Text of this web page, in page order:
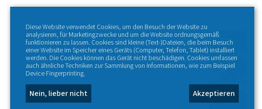
Diese Website verwendet Cookies, um den Besuch der Website zu
analysieren, für Marketingzwecke und um die Website ordnungsgemäß
funktionieren zu lassen. Cookies sind kleine (Text-)Dateien, die beim Besuch
einer Website im Speicher eines Geräts (Computer, Telefon, Tablet) installiert
werden. Die Cookies können das Gerät nicht beschädigen. Cookies umfassen
auch ähnliche Techniken zur Sammlung von Informationen, wie zum Beispiel
Device Fingerprinting.
Nein, lieber nicht Akzeptieren